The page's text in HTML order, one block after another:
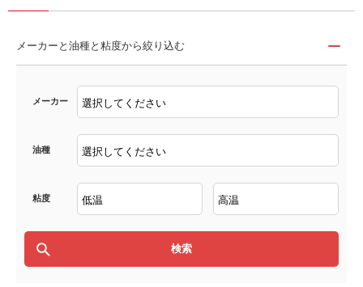
メーカーと油種と粘度から絞り込む
メーカー
油種
粘度